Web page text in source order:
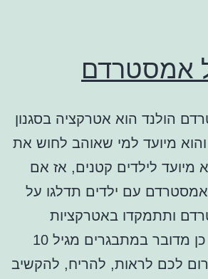
אמסטרדם
הולנד הוא אטרקציה בסגנון
והוא מיועד למי שאוהב לחוש את
מיועד לילדים קטנים, אז אם
עם ילדים תדלגו על
ותתמקדו באטרקציות
אחרות, אלא אם כן מדובר במתבגרים מגיל 10
לכם לראות, להריח, להקשיב